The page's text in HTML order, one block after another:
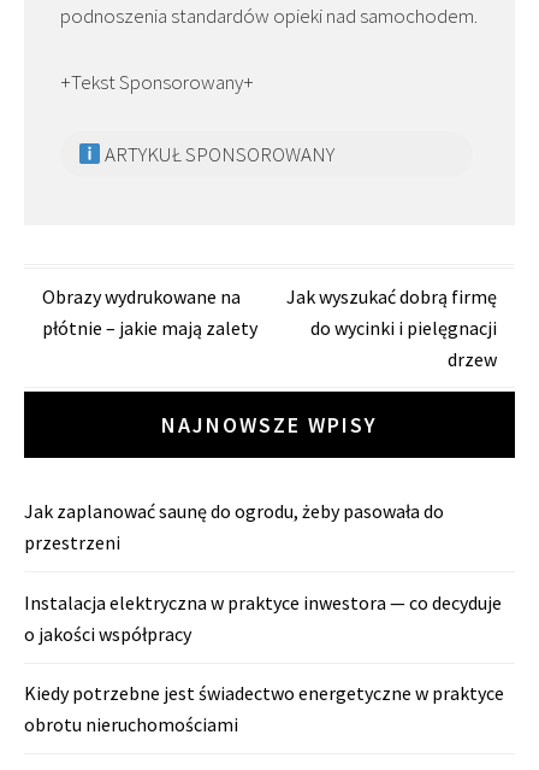
podnoszenia standardów opieki nad samochodem.
+Tekst Sponsorowany+
ARTYKUŁ SPONSOROWANY
Zobacz
wpisy
Obrazy wydrukowane na
płótnie – jakie mają zalety
Jak wyszukać dobrą firmę
do wycinki i pielęgnacji
drzew
NAJNOWSZE WPISY
Jak zaplanować saunę do ogrodu, żeby pasowała do
przestrzeni
Instalacja elektryczna w praktyce inwestora — co decyduje
o jakości współpracy
Kiedy potrzebne jest świadectwo energetyczne w praktyce
obrotu nieruchomościami